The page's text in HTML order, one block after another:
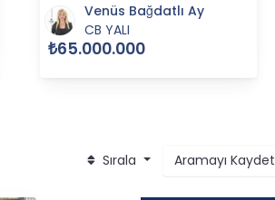
Venüs Bağdatlı Ay
CB YALI
₺65.000.000
Sırala Aramayı Kaydet